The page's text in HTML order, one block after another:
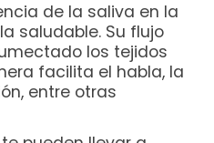
de la saliva en la
saludable. Su flujo
los tejidos
facilita el habla, la
entre otras